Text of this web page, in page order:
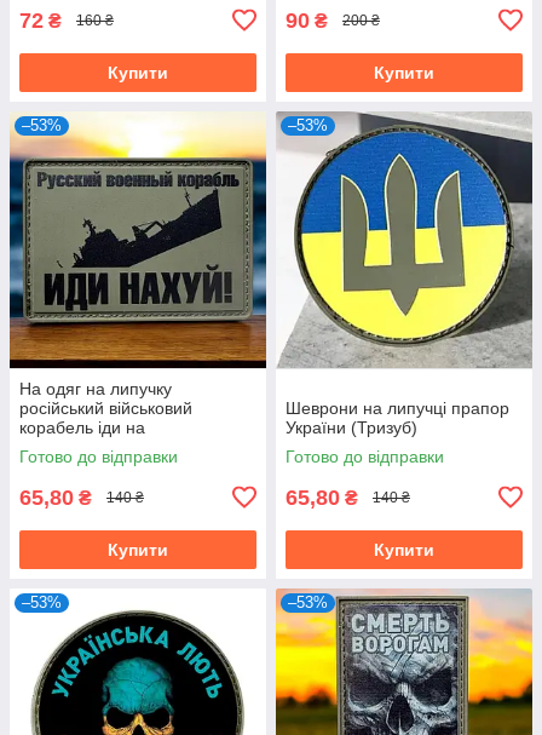
72 ₴ 160 ₴
Купити
90 ₴ 200 ₴
Купити
–53%
На одяг на липучку
російський військовий
корабель іди на
Готово до відправки
65,80 ₴ 140 ₴
Купити
–53%
Шеврони на липучці прапор
України (Тризуб)
Готово до відправки
65,80 ₴ 140 ₴
Купити
–53% –53%